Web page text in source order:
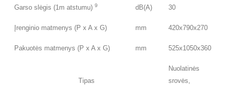
Garso slėgis (1m atstumu) 9 dB(A) 30
Įrenginio matmenys (P x A x G) mm 420x790x270
Pakuotės matmenys (P x A x G) mm 525x1050x360
Tipas
Nuolatinės
srovės,